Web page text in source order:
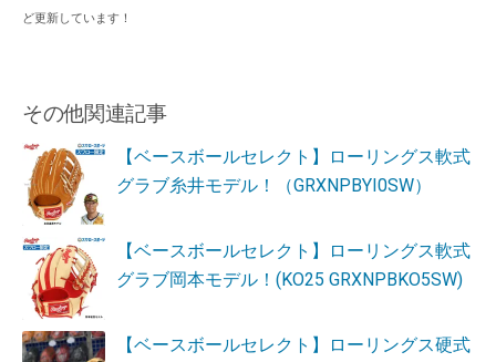
ど更新しています！
その他関連記事
【ベースボールセレクト】ローリングス軟式
グラブ糸井モデル！（GRXNPBYI0SW）
【ベースボールセレクト】ローリングス軟式
グラブ岡本モデル！(KO25 GRXNPBKO5SW)
【ベースボールセレクト】ローリングス硬式